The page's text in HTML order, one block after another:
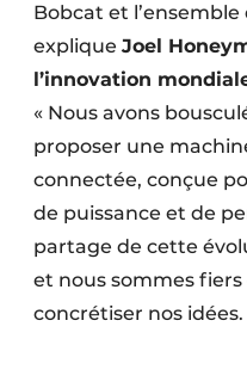
Bobcat et l’ensemble
explique Joel
l’innovation
« Nous avons
proposer une
connectée, conçue
de puissance et de
partage de cette
et nous sommes
concrétiser nos idées.